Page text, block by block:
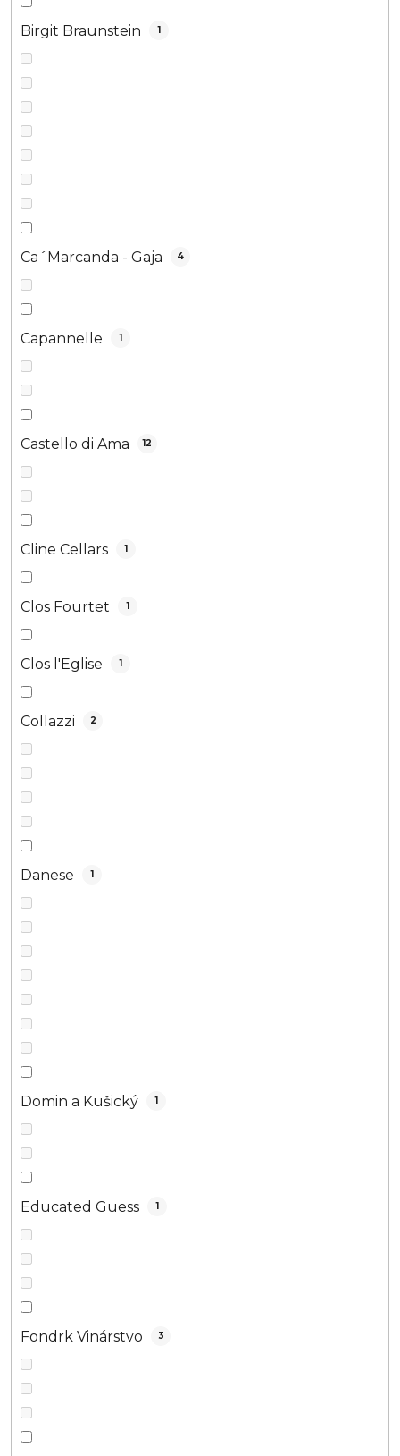
Birgit Braunstein 1
Ca´Marcanda - Gaja 4
Capannelle 1
Castello di Ama 12
Cline Cellars 1
Clos Fourtet 1
Clos l'Eglise 1
Collazzi 2
Danese 1
Domin a Kušický 1
Educated Guess 1
Fondrk Vinárstvo 3